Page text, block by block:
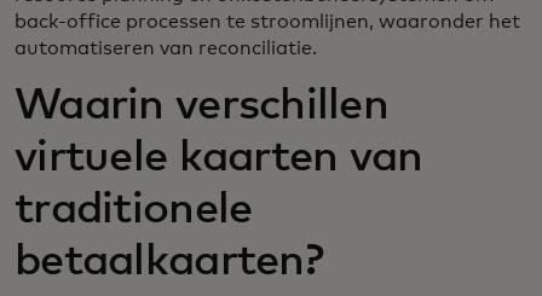
back-office processen te stroomlijnen, waaronder het
automatiseren van reconciliatie.
Waarin verschillen
virtuele kaarten van
traditionele
betaalkaarten?